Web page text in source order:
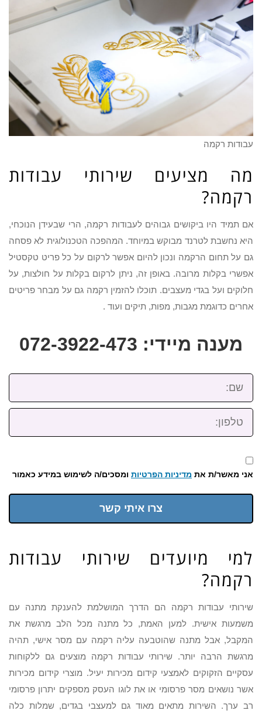
עבודות רקמה
מה מציעים שירותי עבודות
רקמה?
אם תמיד היו ביקושים גבוהים לעבודות רקמה, הרי שבעידן הנוכחי,
היא נחשבת לטרנד מבוקש במיוחד. המהפכה הטכנולוגית לא פסחה
גם על תחום הרקמה ונכון להיום אפשר לרקום על כל פריט טקסטיל
אפשרי בקלות מרובה. באופן זה, ניתן לרקום בקלות על חולצות, על
חלוקים ועל בגדי מעצבים. תוכלו להזמין רקמה גם על מבחר פריטים
אחרים כדוגמת מגבות, מפות, תיקים ועוד .
מענה מיידי: 072-3922-473
שם:
טלפון:
אני מאשר/ת את מדיניות הפרטיות ומסכים/ה לשימוש במידע כאמור
צרו איתי קשר
למי מיועדים שירותי עבודות
רקמה?
שירותי עבודות רקמה הם הדרך המושלמת להענקת מתנה עם
משמעות אישית. למען האמת, כל מתנה מכל הלב מרגשת את
המקבל, אבל מתנה שהוטבעה עליה רקמה עם מסר אישי, תהיה
מרגשת הרבה יותר. שירותי עבודות רקמה מוצעים גם ללקוחות
עסקיים הזקוקים לאמצעי קידום מכירות יעיל. מוצרי קידום מכירות
אשר נושאים מסר פרסומי או את לוגו העסק מספקים יתרון פרסומי
רב ערך. השירות מתאים מאוד גם למעצבי בגדים, שמלות כלה